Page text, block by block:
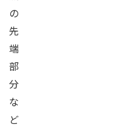
の
先
端
部
分
な
ど